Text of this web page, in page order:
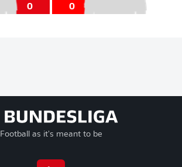
0
0
Football as it's meant to be